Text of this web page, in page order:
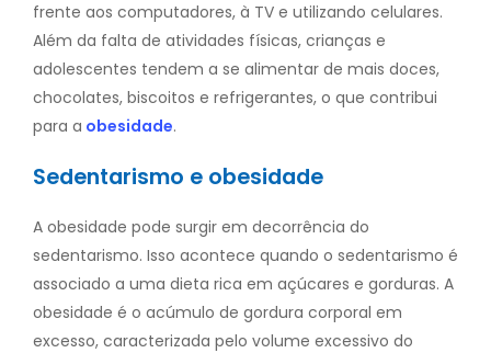
frente aos computadores, à TV e utilizando celulares.
Além da falta de atividades físicas, crianças e
adolescentes tendem a se alimentar de mais doces,
chocolates, biscoitos e refrigerantes, o que contribui
para a obesidade.
Sedentarismo e obesidade
A obesidade pode surgir em decorrência do
sedentarismo. Isso acontece quando o sedentarismo é
associado a uma dieta rica em açúcares e gorduras. A
obesidade é o acúmulo de gordura corporal em
excesso, caracterizada pelo volume excessivo do